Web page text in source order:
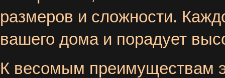
размеров и сложности.
вашего дома и порадует
К весомым преимуществам